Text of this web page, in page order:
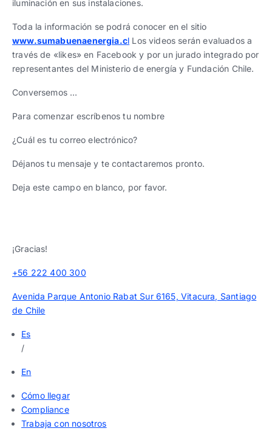
iluminación en sus instalaciones.
Toda la información se podrá conocer en el sitio
www.sumabuenaenergia.cl Los videos serán evaluados a
través de «likes» en Facebook y por un jurado integrado por
representantes del Ministerio de energía y Fundación Chile.
Conversemos …
Para comenzar escríbenos tu nombre
¿Cuál es tu correo electrónico?
Déjanos tu mensaje y te contactaremos pronto.
Deja este campo en blanco, por favor.
¡Gracias!
+56 222 400 300
Avenida Parque Antonio Rabat Sur 6165, Vitacura, Santiago
de Chile
Es
/
En
Cómo llegar
Compliance
Trabaja con nosotros